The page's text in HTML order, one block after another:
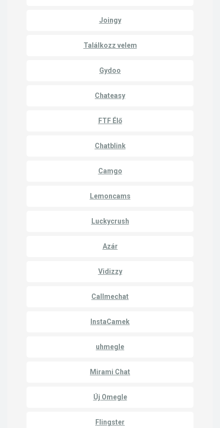
Joingy
Találkozz velem
Gydoo
Chateasy
FTF Élő
Chatblink
Camgo
Lemoncams
Luckycrush
Azár
Vidizzy
Callmechat
InstaCamek
uhmegle
Mirami Chat
Új Omegle
Flingster